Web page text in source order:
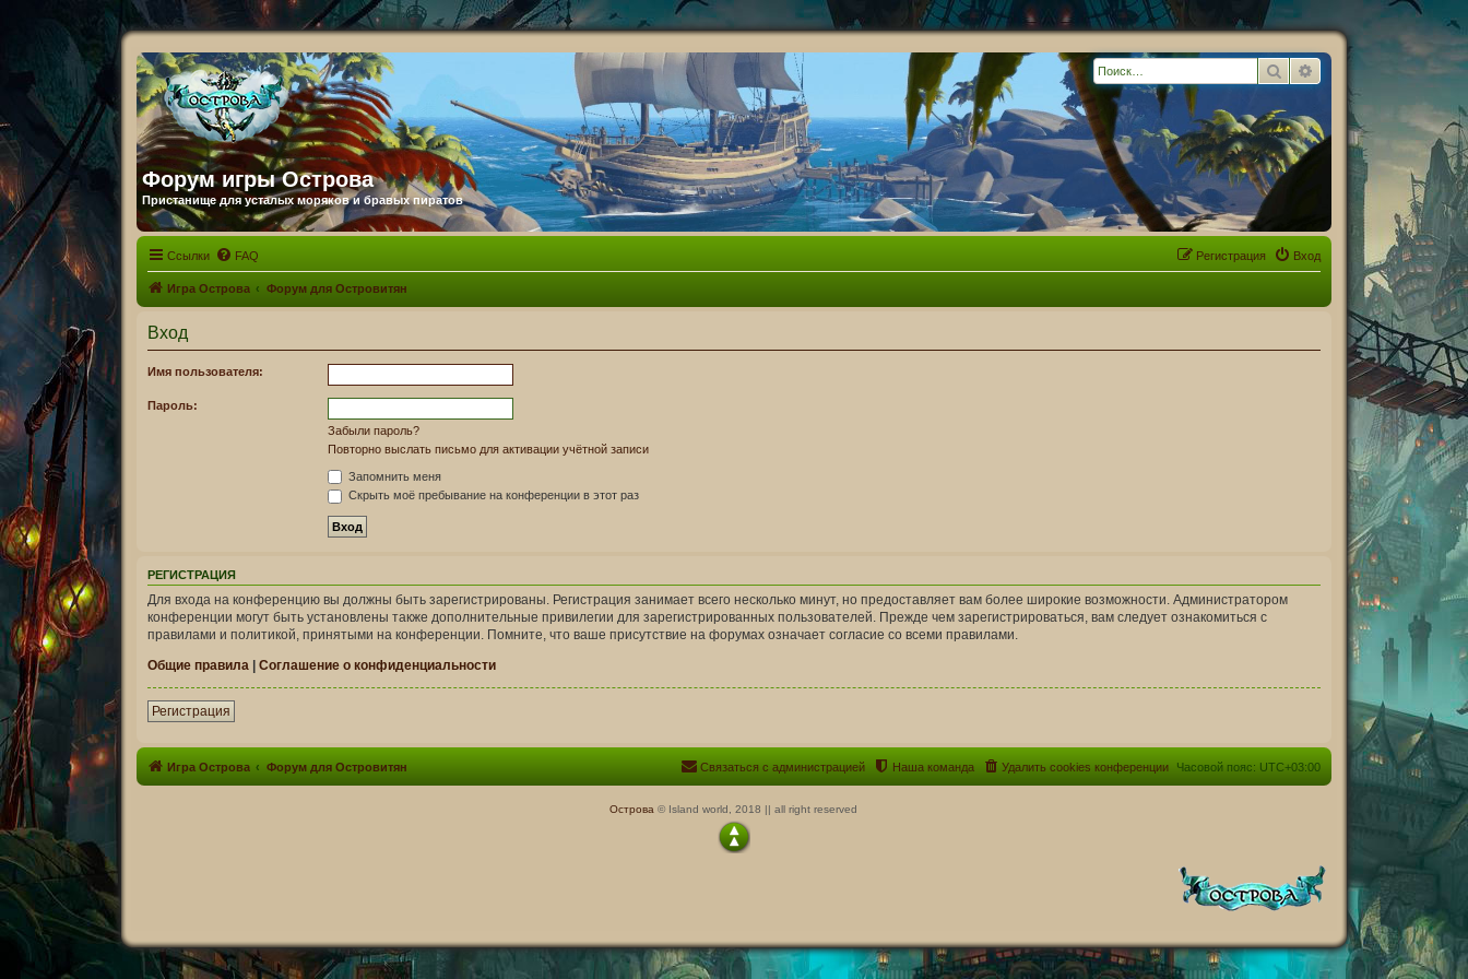
Форум игры Острова
Пристанище для усталых моряков и бравых пиратов
Поиск Расширенный поиск
Ссылки FAQ Вход
Регистрация
Игра Острова Форум для Островитян
Вход
Имя пользователя:
Пароль:
Забыли пароль?
Повторно выслать письмо для активации учётной записи
Запомнить меня
Скрыть моё пребывание на конференции в этот раз
РЕГИСТРАЦИЯ
Для входа на конференцию вы должны быть зарегистрированы. Регистрация занимает всего несколько минут, но предоставляет вам более широкие возможности. Администратором
конференции могут быть установлены также дополнительные привилегии для зарегистрированных пользователей. Прежде чем зарегистрироваться, вам следует ознакомиться с
правилами и политикой, принятыми на конференции. Помните, что ваше присутствие на форумах означает согласие со всеми правилами.
Общие правила| Соглашение о конфиденциальности
Регистрация
Игра Острова Форум для Островитян Часовой пояс: UTC+03:00
Удалить cookies конференции
Наша команда
Связаться с администрацией
Острова © Island world, 2018 || all right reserved